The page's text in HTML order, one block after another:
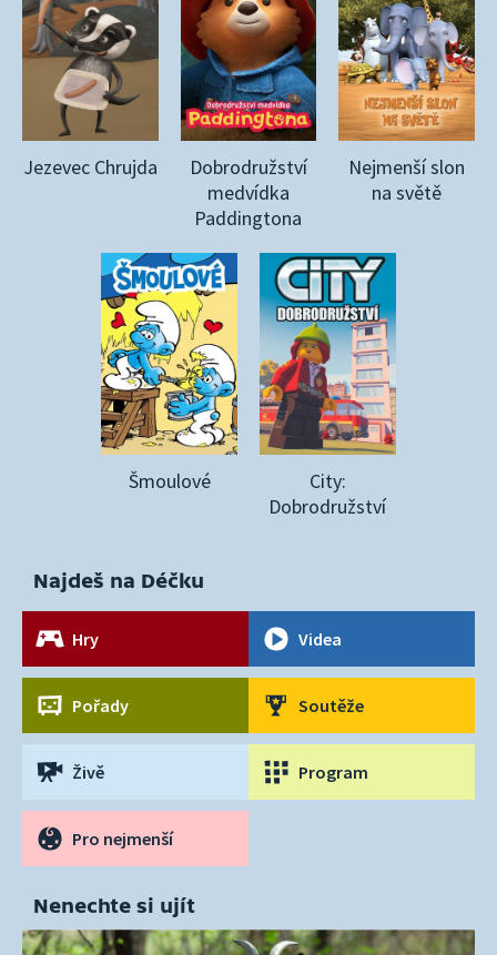
Jezevec Chrujda
Dobrodružství
medvídka
Paddingtona
Nejmenší slon
na světě
Šmoulové
City:
Dobrodružství
Najdeš na Déčku
Hry Videa
Pořady Soutěže
Živě Program
Pro nejmenší
Nenechte si ujít